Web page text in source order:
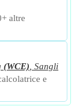
altre
(WCE) Sangli
e